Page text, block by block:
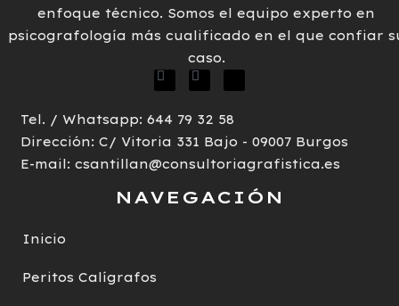
enfoque técnico. Somos el equipo experto en
psicografología más cualificado en el que confiar
caso.
Tel. / Whatsapp: 644 79 32 58
Dirección: C/ Vitoria 331 Bajo - 09007 Burgos
E-mail: csantillan@consultoriagrafistica.es
NAVEGACIÓN
Inicio
Peritos Calígrafos